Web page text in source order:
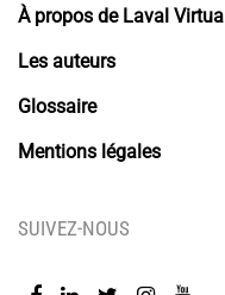
À propos de Laval Virtual
Les auteurs
Glossaire
Mentions légales
SUIVEZ-NOUS